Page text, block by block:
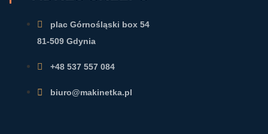
plac Górnośląski box 54
81-509 Gdynia
+48 537 557 084
biuro@makinetka.pl